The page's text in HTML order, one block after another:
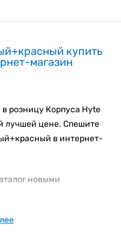
купить
магазин
розницу Корпуса Hyte
лучшей цене. Спешите
в интернет-
новыми
и новинках.